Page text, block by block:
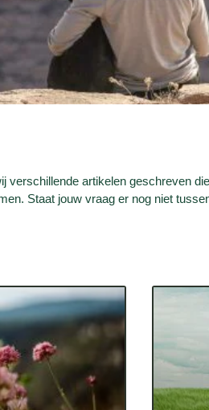
artikelen geschreven
Staat jouw vraag er nog niet